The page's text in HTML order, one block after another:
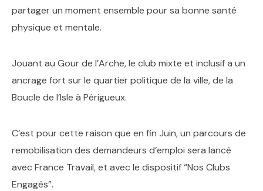
partager un moment ensemble pour sa bonne santé
physique et mentale.
Jouant au Gour de l’Arche, le club mixte et inclusif a un
ancrage fort sur le quartier politique de la ville, de la
Boucle de l’Isle à Périgueux.
C’est pour cette raison que en fin Juin, un parcours de
remobilisation des demandeurs d’emploi sera lancé
avec France Travail, et avec le dispositif “Nos Clubs
Engagés”.